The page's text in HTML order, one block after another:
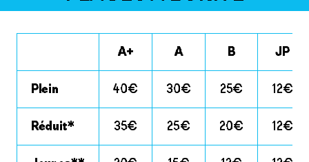
A+ A B JP
Plein 40€ 30€ 25€ 12€
Réduit* 35€ 25€ 20€ 12€